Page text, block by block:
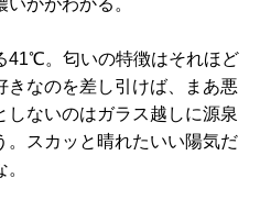
かがわかる。
41℃。匂いの特徴はそれほど
なのを差し引けば、まあ悪
しないのはガラス越しに源泉
。スカッと晴れたいい陽気だ